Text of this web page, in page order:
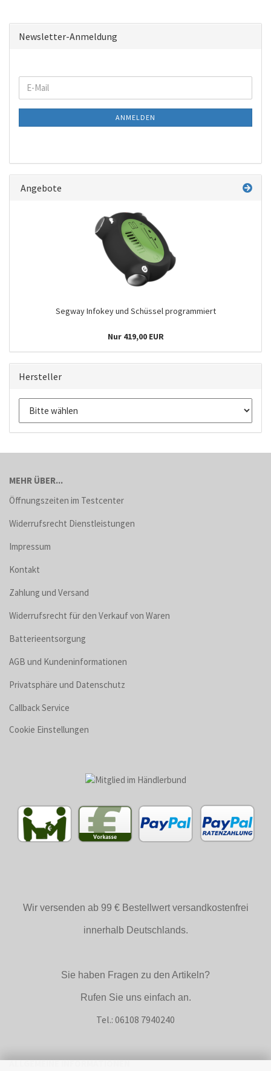
Newsletter-Anmeldung
WEITER
ZUR
NEWSLETTER-
E-
Mail
ANMELDEN
Angebote
Segway Infokey und Schüssel programmiert
Nur 419,00 EUR
Hersteller
MEHR ÜBER...
Öffnungszeiten im Testcenter
Widerrufsrecht Dienstleistungen
Impressum
Kontakt
Zahlung und Versand
Widerrufsrecht für den Verkauf von Waren
Batterieentsorgung
AGB und Kundeninformationen
Privatsphäre und Datenschutz
Callback Service
Cookie Einstellungen
Wir versenden ab 99 € Bestellwert versandkostenfrei
innerhalb Deutschlands.
Sie haben Fragen zu den Artikeln?
Rufen Sie uns einfach an.
Tel.: 06108 7940240
ALLGEMEINE INFORMATIONEN